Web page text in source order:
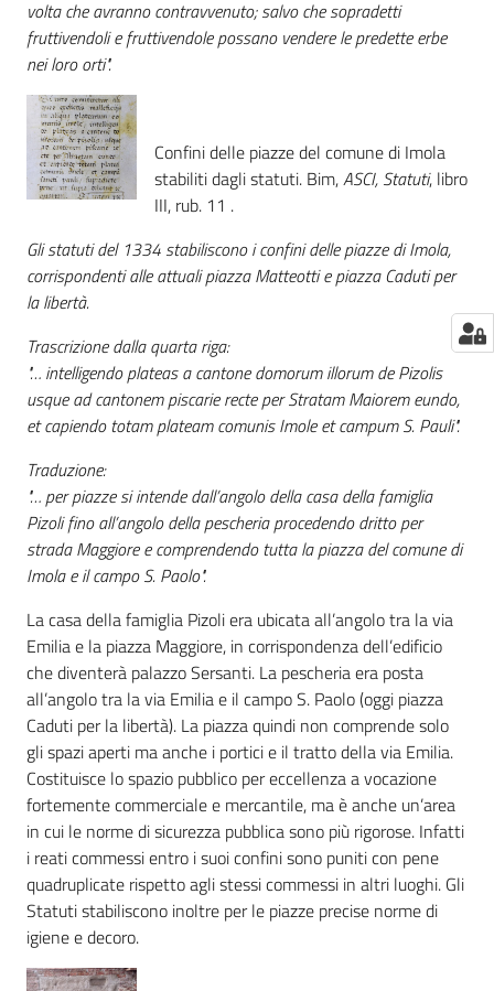
volta che avranno contravvenuto; salvo che sopradetti
fruttivendoli e fruttivendole possano vendere le predette erbe
nei loro orti".
Confini delle piazze del comune di Imola
stabiliti dagli statuti. Bim,ASCI, Statuti, libro
III, rub. 11 .
Gli statuti del 1334 stabiliscono i confini delle piazze di Imola,
corrispondenti alle attuali piazza Matteotti e piazza Caduti per
la libertà.
Trascrizione dalla quarta riga:
"… intelligendo plateas a cantone domorum illorum de Pizolis
usque ad cantonem piscarie recte per Stratam Maiorem eundo,
et capiendo totam plateam comunis Imole et campum S. Pauli".
Traduzione:
"… per piazze si intende dall’angolo della casa della famiglia
Pizoli fino all’angolo della pescheria procedendo dritto per
strada Maggiore e comprendendo tutta la piazza del comune di
Imola e il campo S. Paolo".
La casa della famiglia Pizoli era ubicata all’angolo tra la via
Emilia e la piazza Maggiore, in corrispondenza dell’edificio
che diventerà palazzo Sersanti. La pescheria era posta
all’angolo tra la via Emilia e il campo S. Paolo (oggi piazza
Caduti per la libertà). La piazza quindi non comprende solo
gli spazi aperti ma anche i portici e il tratto della via Emilia.
Costituisce lo spazio pubblico per eccellenza a vocazione
fortemente commerciale e mercantile, ma è anche un’area
in cui le norme di sicurezza pubblica sono più rigorose. Infatti
i reati commessi entro i suoi confini sono puniti con pene
quadruplicate rispetto agli stessi commessi in altri luoghi. Gli
Statuti stabiliscono inoltre per le piazze precise norme di
igiene e decoro.